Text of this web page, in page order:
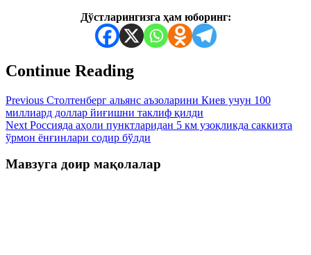
Дўстларингизга ҳам юборинг:
Continue Reading
Previous Столтенберг альянс аъзоларини Киев учун 100
миллиард доллар йиғишни таклиф қилди
Next Россияда аҳоли пунктларидан 5 км узоқликда саккизта
ўрмон ёнғинлари содир бўлди
Мавзуга доир мақолалар